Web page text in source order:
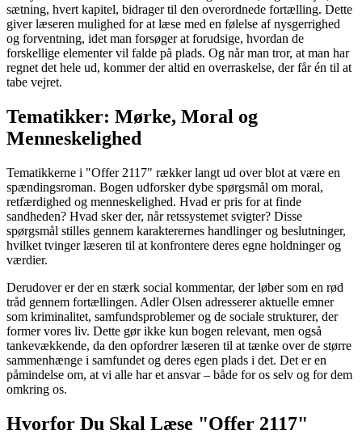
sætning, hvert kapitel, bidrager til den overordnede fortælling. Dette
giver læseren mulighed for at læse med en følelse af nysgerrighed
og forventning, idet man forsøger at forudsige, hvordan de
forskellige elementer vil falde på plads. Og når man tror, at man har
regnet det hele ud, kommer der altid en overraskelse, der får én til at
tabe vejret.
Tematikker: Mørke, Moral og
Menneskelighed
Tematikkerne i "Offer 2117" rækker langt ud over blot at være en
spændingsroman. Bogen udforsker dybe spørgsmål om moral,
retfærdighed og menneskelighed. Hvad er pris for at finde
sandheden? Hvad sker der, når retssystemet svigter? Disse
spørgsmål stilles gennem karakterernes handlinger og beslutninger,
hvilket tvinger læseren til at konfrontere deres egne holdninger og
værdier.
Derudover er der en stærk social kommentar, der løber som en rød
tråd gennem fortællingen. Adler Olsen adresserer aktuelle emner
som kriminalitet, samfundsproblemer og de sociale strukturer, der
former vores liv. Dette gør ikke kun bogen relevant, men også
tankevækkende, da den opfordrer læseren til at tænke over de større
sammenhænge i samfundet og deres egen plads i det. Det er en
påmindelse om, at vi alle har et ansvar – både for os selv og for dem
omkring os.
Hvorfor Du Skal Læse "Offer 2117"